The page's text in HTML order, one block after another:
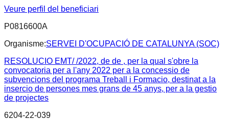
Veure perfil del beneficiari
P0816600A
Organisme:SERVEI D'OCUPACIÓ DE CATALUNYA (SOC)
RESOLUCIO EMT/ /2022, de de , per la qual s'obre la
convocatoria per a l'any 2022 per a la concessio de
subvencions del programa Treball i Formacio, destinat a la
insercio de persones mes grans de 45 anys, per a la gestio
de projectes
6204-22-039